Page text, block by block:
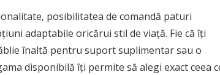
posibilitatea de comandă paturi
adaptabile oricărui stil de viață. Fie că îți
înaltă pentru suport suplimentar sau o
disponibilă îți permite să alegi exact ceea